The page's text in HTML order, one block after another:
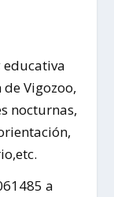
Vigozoo,
nocturnas,
a